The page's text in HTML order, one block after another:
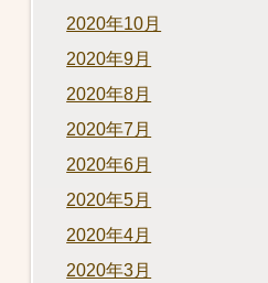
2020年10月
2020年9月
2020年8月
2020年7月
2020年6月
2020年5月
2020年4月
2020年3月